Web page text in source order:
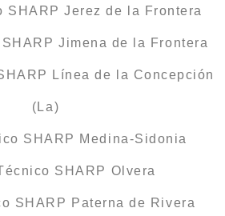
SHARP Jerez de la Frontera
Jimena de la Frontera
Línea de la Concepción
(La)
SHARP Medina-Sidonia
SHARP Olvera
SHARP Paterna de Rivera